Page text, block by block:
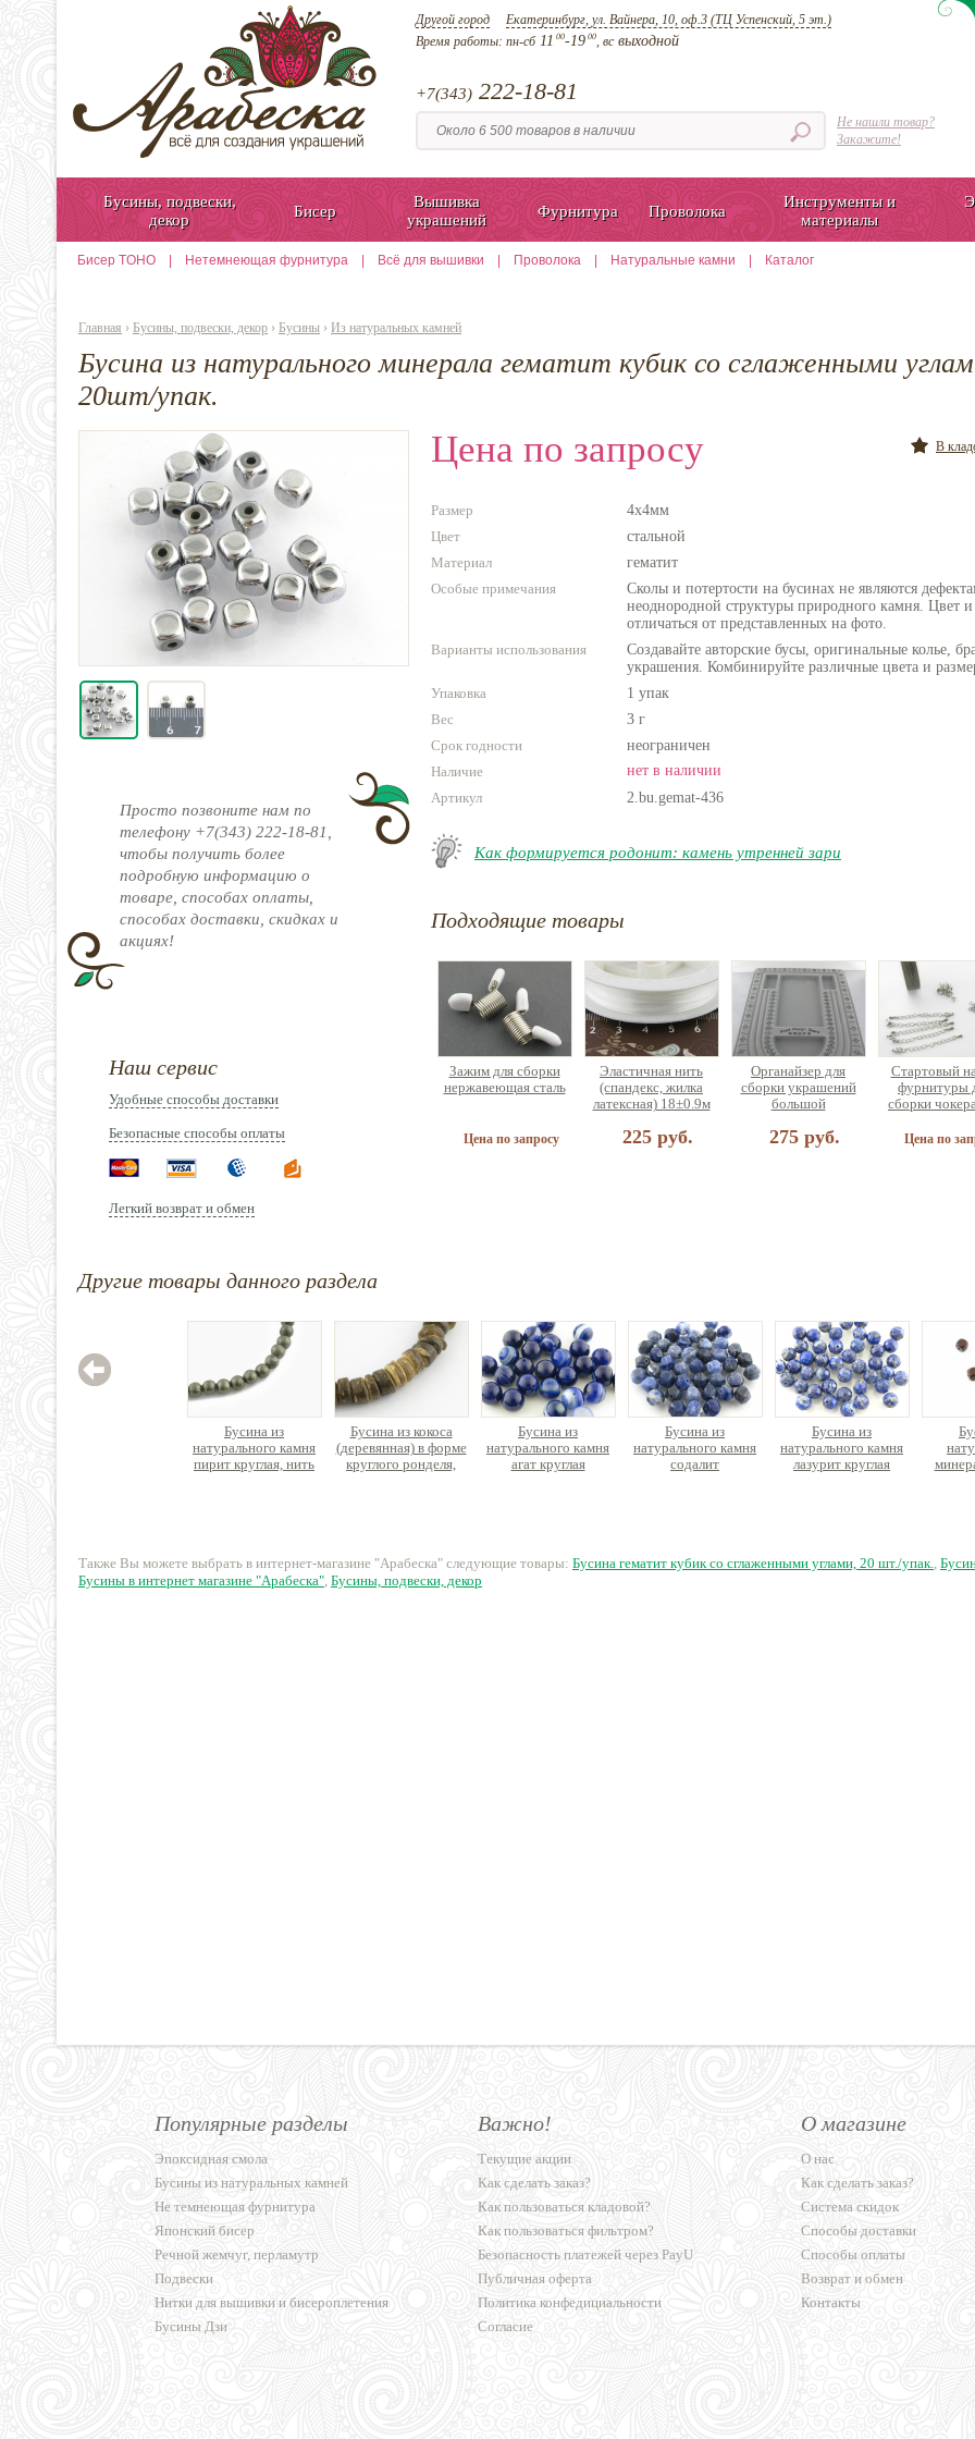
Другой город Екатеринбург, ул. Вайнера, 10, оф.3 (ТЦ Успенский, 5 эт.)
Время работы: пн-сб11 00-19 00, всвыходной
+7(343) 222-18-81
Не нашли товар?
Закажите!
Бусины, подвески,
декор
Бисер
Вышивка
украшений
Фурнитура Проволока
Инструменты и
материалы
Бисер TOHO Нетемнеющая фурнитура Всё для вышивки Проволока Натуральные камни Каталог
Главная › Бусины, подвески, декор › Бусины › Из натуральных камней
Бусина из натурального минерала гематит кубик со сглаженными
20шт/упак.
Просто позвоните нам по
телефону +7(343) 222-18-81,
чтобы получить более
подробную информацию о
товаре, способах оплаты,
способах доставки, скидках и
акциях!
Наш сервис
Удобные способы доставки
Безопасные способы оплаты
Легкий возврат и обмен
Цена по запросу В
Размер
4х4мм
Цвет
стальной
Материал
гематит
Особые примечания
Сколы и потертости на бусинах не являются
неоднородной структуры природного камня. Цвет
отличаться от представленных на фото.
Варианты использования
Создавайте авторские бусы, оригинальные колье,
украшения. Комбинируйте различные цвета и
Упаковка
1 упак
Вес
3 г
Срок годности
неограничен
Наличие
нет в наличии
Артикул
2.bu.gemat-436
Как формируется родонит: камень утренней зари
Подходящие товары
Зажим для сборки
нержавеющая сталь
Цена по запросу
Эластичная нить
(спандекс, жилка
латексная) 18±0.9м
225 руб.
Органайзер для
сборки украшений
большой
275 руб.
Стартовый
фурнитуры
сборки
Цена по
390 руб.
Другие товары данного раздела
Бусина из
натурального камня
пирит круглая, нить
Бусина из кокоса
(деревянная) в форме
круглого ронделя,
Бусина из
натурального камня
агат круглая
Бусина из
натурального камня
содалит
Бусина из
натурального камня
лазурит круглая
Также Вы можете выбрать в интернет-магазине "Арабеска" следующие товары: Бусина гематит кубик со сглаженными углами, 20 шт./упак.,
Бусины в интернет магазине "Арабеска", Бусины, подвески, декор
Популярные разделы
Эпоксидная смола
Бусины из натуральных камней
Не темнеющая фурнитура
Японский бисер
Речной жемчуг, перламутр
Подвески
Нитки для вышивки и бисероплетения
Бусины Дзи
Важно!
Текущие акции
Как сделать заказ?
Как пользоваться кладовой?
Как пользоваться фильтром?
Безопасность платежей через PayU
Публичная оферта
Политика конфедициальности
Согласие
О магазине
О нас
Как сделать заказ?
Система скидок
Способы доставки
Способы оплаты
Возврат и обмен
Контакты